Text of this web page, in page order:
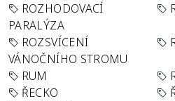
ROZHODOVACÍ
PARALÝZA
ROZSVÍCENÍ
VÁNOČNÍHO STROMU
RUM
ŘECKO